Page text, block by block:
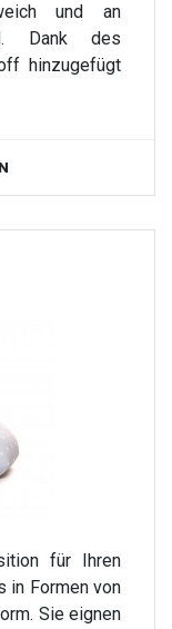
und an
Dank des
hinzugefügt
für Ihren
in Formen von
Sie eignen